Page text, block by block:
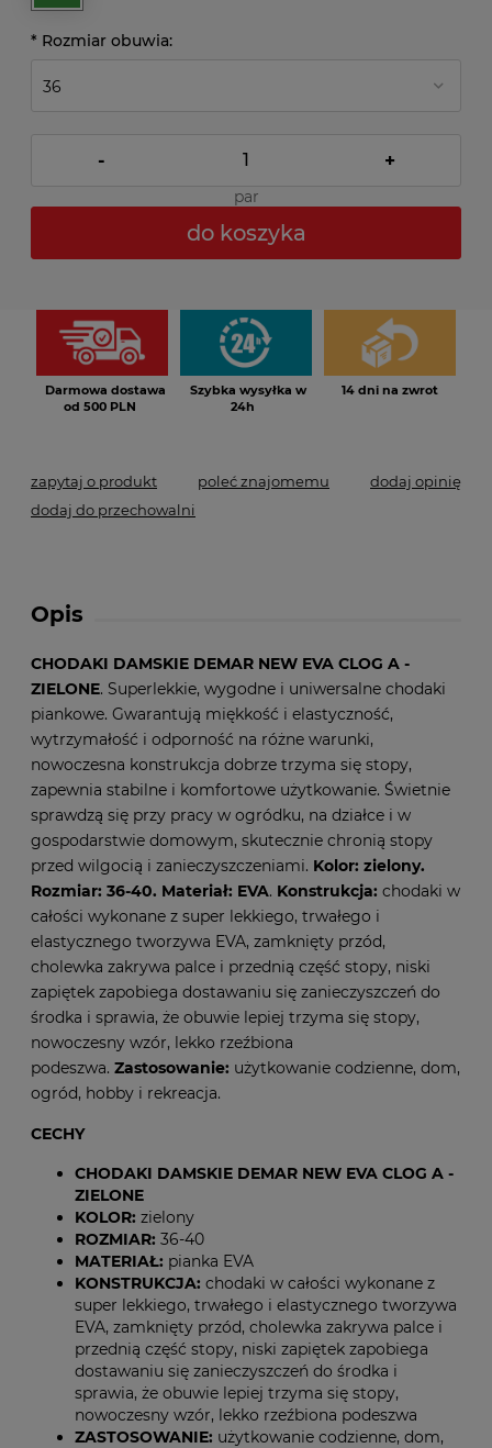
* Rozmiar obuwia:
- +
par
do koszyka
Darmowa dostawa
od 500 PLN
Szybka wysyłka w
24h
14 dni na zwrot
zapytaj o produkt poleć znajomemu
dodaj opinię
dodaj do przechowalni
Opis
CHODAKI DAMSKIE DEMAR NEW EVA CLOG A -
ZIELONE. Superlekkie, wygodne i uniwersalne chodaki
piankowe. Gwarantują miękkość i elastyczność,
wytrzymałość i odporność na różne warunki,
nowoczesna konstrukcja dobrze trzyma się stopy,
zapewnia stabilne i komfortowe użytkowanie. Świetnie
sprawdzą się przy pracy w ogródku, na działce i w
gospodarstwie domowym, skutecznie chronią stopy
przed wilgocią i zanieczyszczeniami. Kolor: zielony.
Rozmiar: 36-40. Materiał: EVA. Konstrukcja: chodaki w
całości wykonane z super lekkiego, trwałego i
elastycznego tworzywa EVA, zamknięty przód,
cholewka zakrywa palce i przednią część stopy, niski
zapiętek zapobiega dostawaniu się zanieczyszczeń do
środka i sprawia, że obuwie lepiej trzyma się stopy,
nowoczesny wzór, lekko rzeźbiona
podeszwa. Zastosowanie: użytkowanie codzienne, dom,
ogród, hobby i rekreacja.
CECHY
CHODAKI DAMSKIE DEMAR NEW EVA CLOG A -
ZIELONE
KOLOR: zielony
ROZMIAR: 36-40
MATERIAŁ: pianka EVA
KONSTRUKCJA: chodaki w całości wykonane z
super lekkiego, trwałego i elastycznego tworzywa
EVA, zamknięty przód, cholewka zakrywa palce i
przednią część stopy, niski zapiętek zapobiega
dostawaniu się zanieczyszczeń do środka i
sprawia, że obuwie lepiej trzyma się stopy,
nowoczesny wzór, lekko rzeźbiona podeszwa
ZASTOSOWANIE: użytkowanie codzienne, dom,